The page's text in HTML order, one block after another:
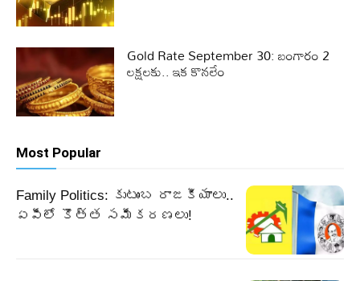
Gold Rate September 30: బంగారం 2
లక్షలకు.. ఇక కొనలేం
Most Popular
Family Politics: కుటుంబ రాజకీయాలు..
ఏపీలో కొత్త సమీకరణలు!